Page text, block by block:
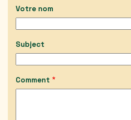
Votre nom
Subject
Comment